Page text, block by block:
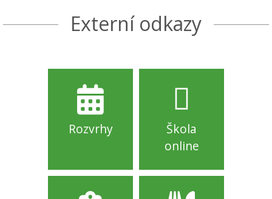
Externí odkazy
Rozvrhy
Škola
online